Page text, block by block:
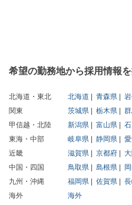
希望の勤務地から採用情報
北海道・東北 北海道 青森県
関東
茨城県 栃木県
甲信越・北陸
新潟県 富山県
東海・中部
岐阜県 静岡県
近畿
滋賀県 京都府
中国・四国
鳥取県 島根県
九州・沖縄
福岡県 佐賀県
海外
海外